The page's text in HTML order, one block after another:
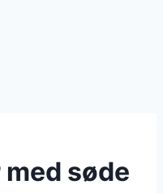
søde